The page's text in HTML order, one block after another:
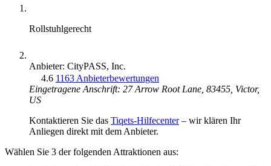
Rollstuhlgerecht
Anbieter: CityPASS, Inc.
4.6 1163 Anbieterbewertungen
Eingetragene Anschrift: 27 Arrow Root Lane, 83455, Victor,
US
Kontaktieren Sie das Tiqets-Hilfecenter– wir klären Ihr
Anliegen direkt mit dem Anbieter.
Wählen Sie 3 der folgenden Attraktionen aus: